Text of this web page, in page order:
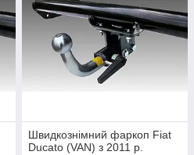
Швидкознімний фаркоп Fiat
Ducato (VAN) з 2011 р.